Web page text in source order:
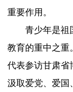
重要作用。
青少年是祖国
教育的重中之重
代表参访甘肃省
汲取爱党、爱国